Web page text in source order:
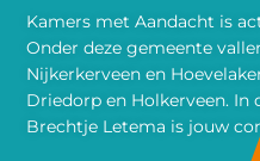
Kamers met Aandacht is
Onder deze gemeente
Nijkerkerveen en
Driedorp en Holkerveen. In
Brechtje Letema is jouw